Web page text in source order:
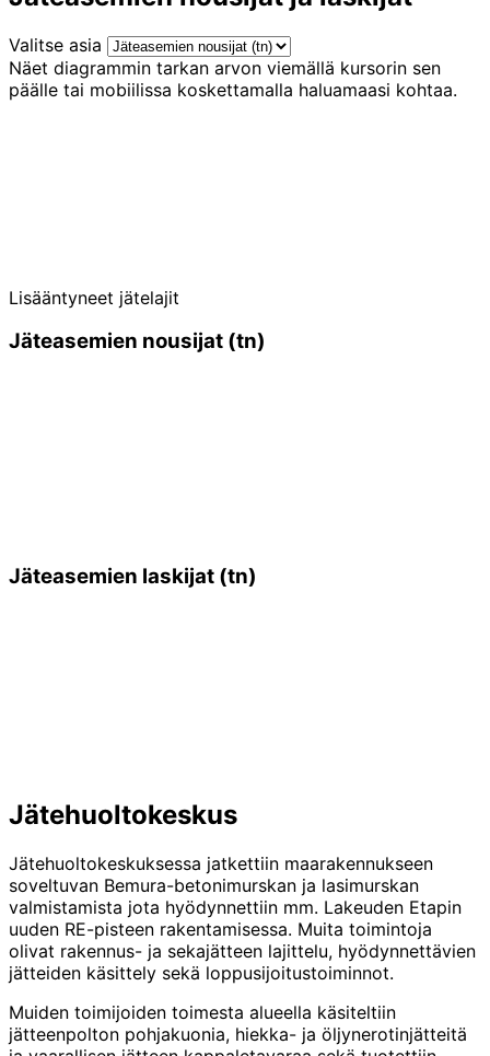
Valitse asia
Näet diagrammin tarkan arvon viemällä kursorin sen
päälle tai mobiilissa koskettamalla haluamaasi kohtaa.
Lisääntyneet jätelajit
Jäteasemien nousijat (tn)
Jäteasemien laskijat (tn)
Jätehuoltokeskus
Jätehuoltokeskuksessa jatkettiin maarakennukseen
soveltuvan Bemura-betonimurskan ja lasimurskan
valmistamista jota hyödynnettiin mm. Lakeuden Etapin
uuden RE-pisteen rakentamisessa. Muita toimintoja
olivat rakennus- ja sekajätteen lajittelu, hyödynnettävien
jätteiden käsittely sekä loppusijoitustoiminnot.
Muiden toimijoiden toimesta alueella käsiteltiin
jätteenpolton pohjakuonia, hiekka- ja öljynerotinjätteitä